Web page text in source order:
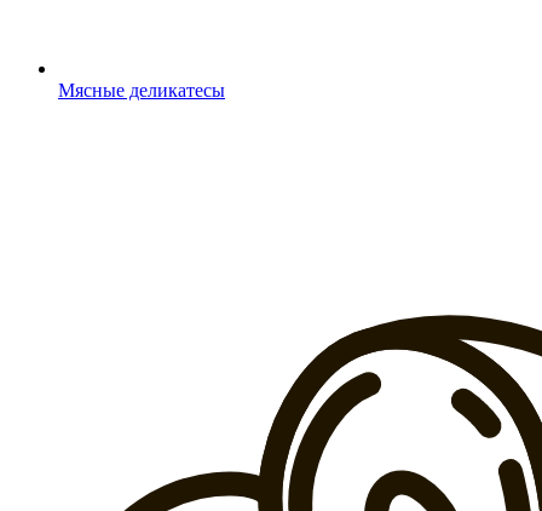
Мясные деликатесы